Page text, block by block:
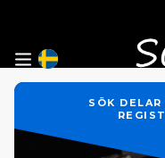
SÖK